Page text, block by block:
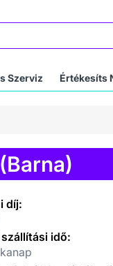
Szerviz Értékesíts
díj:
idő: